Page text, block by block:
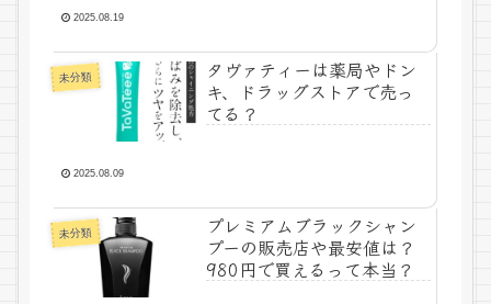
2025.08.19
未分類
タヴァティーは薬局やドン
キ、ドラッグストアで売っ
てる？
2025.08.09
未分類
プレミアムブラックシャン
プーの販売店や最安値は？
980円で買えるって本当？